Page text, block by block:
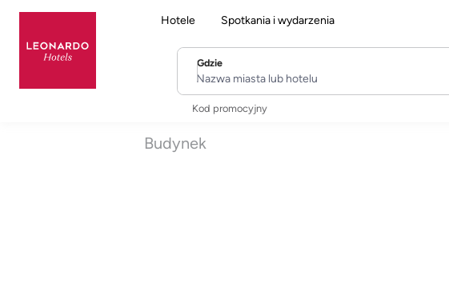
Hotele Spotkania i wydarzenia
Gdzie
Nazwa miasta lub hotelu
Kod promocyjny
Budynek